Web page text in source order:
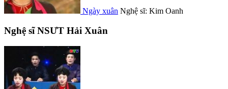
Ngày xuân Nghệ sĩ: Kim Oanh
Nghệ sĩ NSƯT Hải Xuân